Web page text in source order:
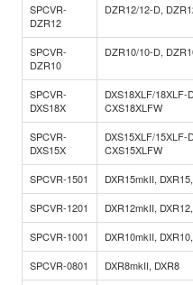
SPCVR-
DZR12
DZR12/12-D,
SPCVR-
DZR10
DZR10/10-D,
SPCVR-
DXS18X
DXS18XLF/18XLF-
CXS18XLFW
SPCVR-
DXS15X
DXS15XLF/15XLF-
CXS15XLFW
SPCVR-1501
DXR15mkII,
SPCVR-1201
DXR12mkII,
SPCVR-1001
DXR10mkII,
SPCVR-0801
DXR8mkII, DXR8